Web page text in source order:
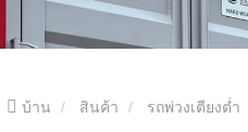
บ้าน สินค้า รถพ่วงเตียงต่ำ